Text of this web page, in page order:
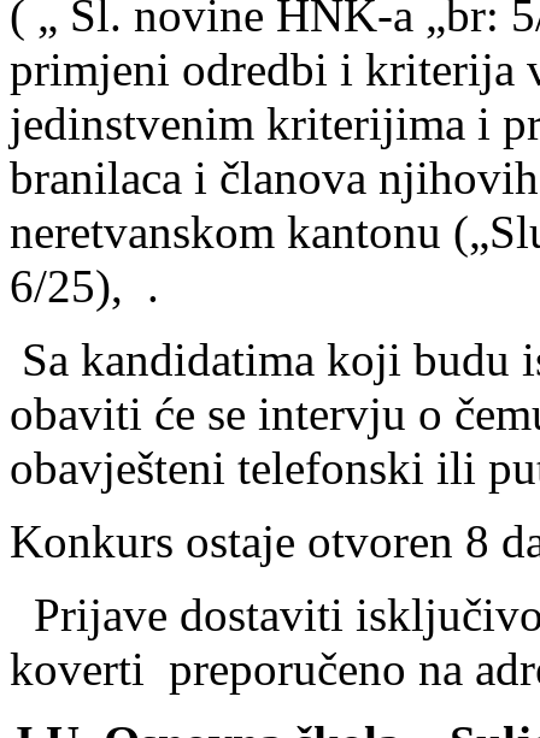
( „ Sl. novine HNK-a „br:
primjeni odredbi i kriterija
jedinstvenim kriterijima i
branilaca i članova
neretvanskom kantonu
6/25), .
Sa kandidatima koji budu
obaviti će se intervju o
obavješteni telefonski ili
Konkurs ostaje otvoren 8
Prijave dostaviti
koverti preporučeno na